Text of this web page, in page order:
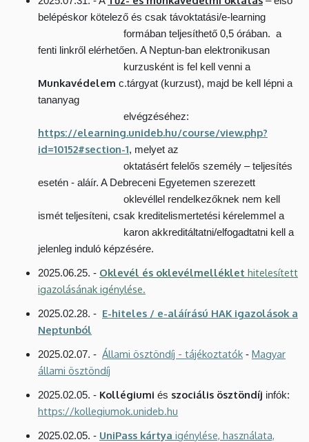
belépéskor kötelező és csak távoktatási/e-learning
formában teljesíthető 0,5 órában. a
fenti linkről elérhetően. A Neptun-ban elektronikusan
kurzusként is fel kell venni a
Munkavédelem c.tárgyat (kurzust), majd be kell lépni a
tananyag
elvégzéséhez:
https://elearning.unideb.hu/course/view.php?
id=10152#section-1, melyet az
oktatásért felelős személy – teljesítés
esetén - aláír. A Debreceni Egyetemen szerezett
oklevéllel rendelkezőknek nem kell
ismét teljesíteni, csak kreditelismertetési kérelemmel a
karon akkreditáltatni/elfogadtatni kell a
jelenleg induló képzésére.
2025.06.25. - Oklevél és oklevélmelléklet hitelesített
igazolásának igénylése.
2025.02.28. - E-hiteles / e-aláírású HAK igazolások a
Neptunból
2025.02.07. - Állami ösztöndíj - tájékoztatók - Magyar
állami ösztöndíj
2025.02.05. - Kollégiumi és szociális ösztöndíj infók:
https://kollegiumok.unideb.hu
2025.02.05. - UniPass kártya igénylése, használata,